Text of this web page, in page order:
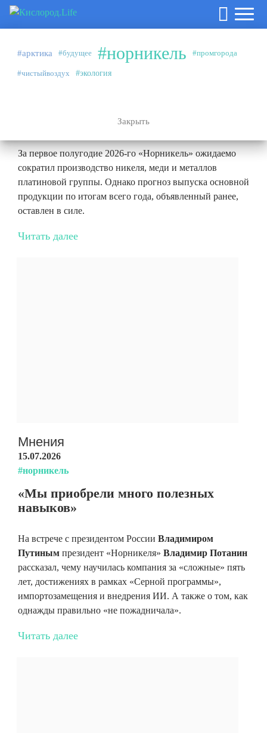
#арктика #будущее #норникель #промгорода
#чистыйвоздух #экология
Закрыть
Аналитика
27.07.2026
За первое полугодие 2026-го «Норникель» ожидаемо
сократил производство никеля, меди и металлов
платиновой группы. Однако прогноз выпуска основной
продукции по итогам всего года, объявленный ранее,
оставлен в силе.
Читать далее
Мнения
15.07.2026
#норникель
«Мы приобрели много полезных
навыков»
На встрече с президентом России Владимиром
Путиным президент «Норникеля» Владимир Потанин
рассказал, чему научилась компания за «сложные» пять
лет, достижениях в рамках «Серной программы»,
импортозамещения и внедрения ИИ. А также о том, как
однажды правильно «не пожадничала».
Читать далее